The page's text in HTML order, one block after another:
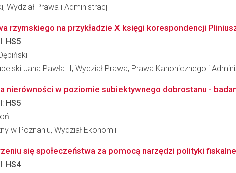
Wydział Prawa i Administracji
rzymskiego na przykładzie X księgi korespondencji
HS5
Jana Pawła II, Wydział Prawa, Prawa Kanonicznego i
nierówności w poziomie subiektywnego dobrostanu -
HS5
w Poznaniu, Wydział Ekonomii
się społeczeństwa za pomocą narzędzi polityki
HS4